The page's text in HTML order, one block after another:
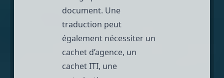
document. Une
traduction peut
également nécessiter un
cachet d’agence, un
cachet ITI, une